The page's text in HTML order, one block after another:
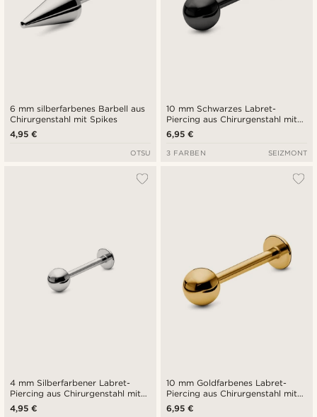
6 mm silberfarbenes Barbell aus
Chirurgenstahl mit Spikes
4,95 €
OTSU
10 mm Schwarzes Labret-
Piercing aus Chirurgenstahl mit
Kugelspitze
6,95 €
3 FARBEN SEIZMONT
4 mm Silberfarbener Labret-
Piercing aus Chirurgenstahl mit
Kugelspitze
4,95 €
10 mm Goldfarbenes Labret-
Piercing aus Chirurgenstahl mit
Kugelspitze
6,95 €